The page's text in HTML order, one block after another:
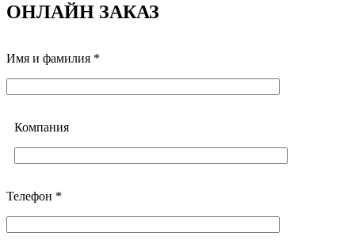
ОНЛАЙН ЗАКАЗ
Имя и фамилия *
Компания
Телефон *